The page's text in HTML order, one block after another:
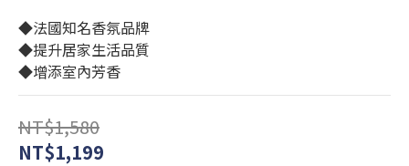
◆法國知名香氛品牌
◆提升居家生活品質
◆增添室內芳香
NT$1,580
NT$1,199